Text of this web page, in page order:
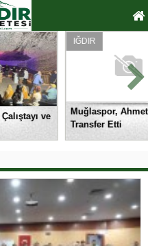
IĞDIR
Muğlaspor, Ahmet Engin’i
Transfer Etti